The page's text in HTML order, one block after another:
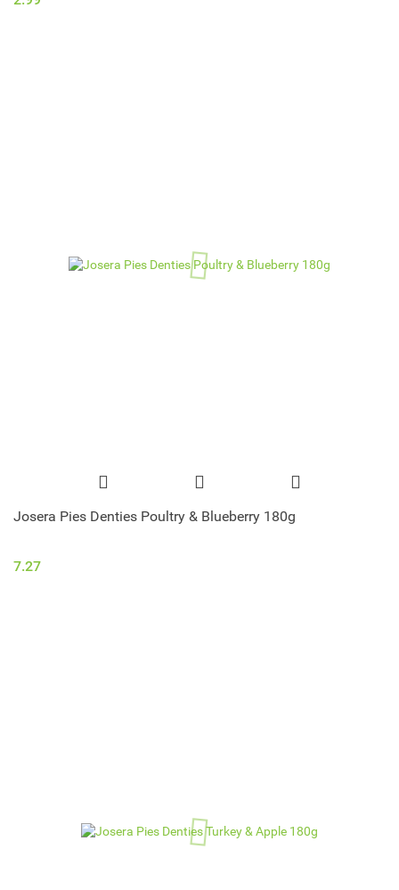
Josera Pies Denties Poultry & Blueberry 180g
7.27